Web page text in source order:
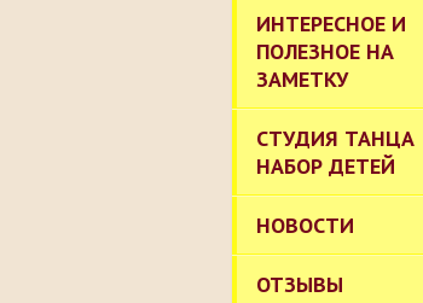
ИНТЕРЕСНОЕ И
ПОЛЕЗНОЕ НА
ЗАМЕТКУ
СТУДИЯ ТАНЦА
НАБОР ДЕТЕЙ
НОВОСТИ
ОТЗЫВЫ